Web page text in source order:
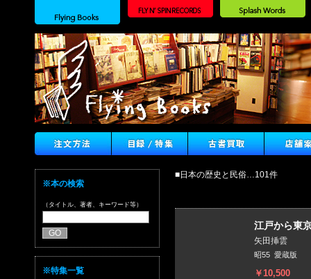
※本の検索
（タイトル、著者、キーワード等）
※特集一覧
■日本の歴史と民俗…101件
江戸から東
矢田挿雲
昭55 愛蔵版
￥10,500